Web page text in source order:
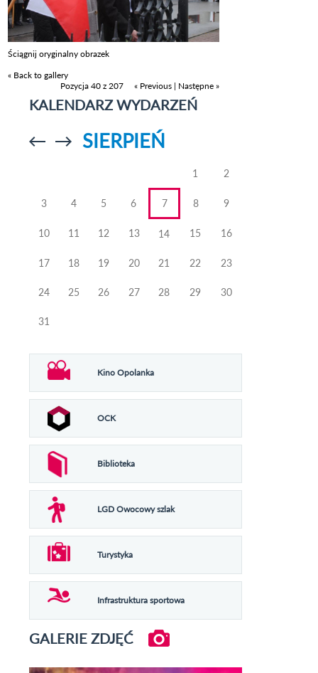
Ściągnij oryginalny obrazek
« Back to gallery
Pozycja 40 z 207
« Previous | Następne »
KALENDARZ WYDARZEŃ
Przejdź doPrzejdź do
SIERPIEŃ
1 2
3 4 5 6 7 8 9
10 11 12 13 14 15 16
17 18 19 20 21 22 23
24 25 26 27 28 29 30
31
Kino Opolanka
OCK
Biblioteka
LGD Owocowy szlak
Turystyka
Infrastruktura sportowa
GALERIE ZDJĘĆ